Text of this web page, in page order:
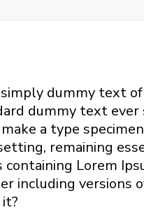
simply dummy text
dummy text
a type
remaining
Lorem
including versions